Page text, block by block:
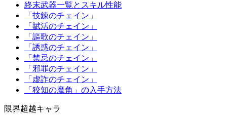
終末武器一覧とスキル性能
「技錬のチェイン」
「賦活のチェイン」
「謳歌のチェイン」
「誘惑のチェイン」
「禁忌のチェイン」
「邪罪のチェイン」
「虚詐のチェイン」
「狡知の魔角」の入手方法
限界超越キャラ